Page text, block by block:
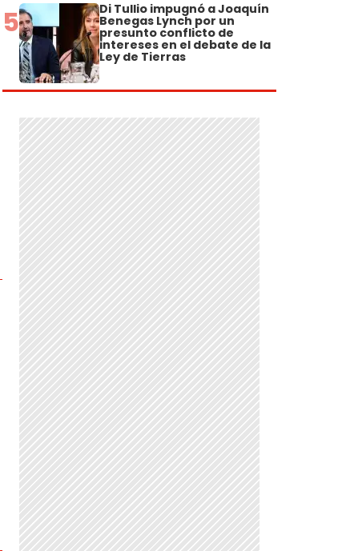
5 Di Tullio impugnó a Joaquín
Benegas Lynch por un
presunto conflicto de
intereses en el debate de la
Ley de Tierras